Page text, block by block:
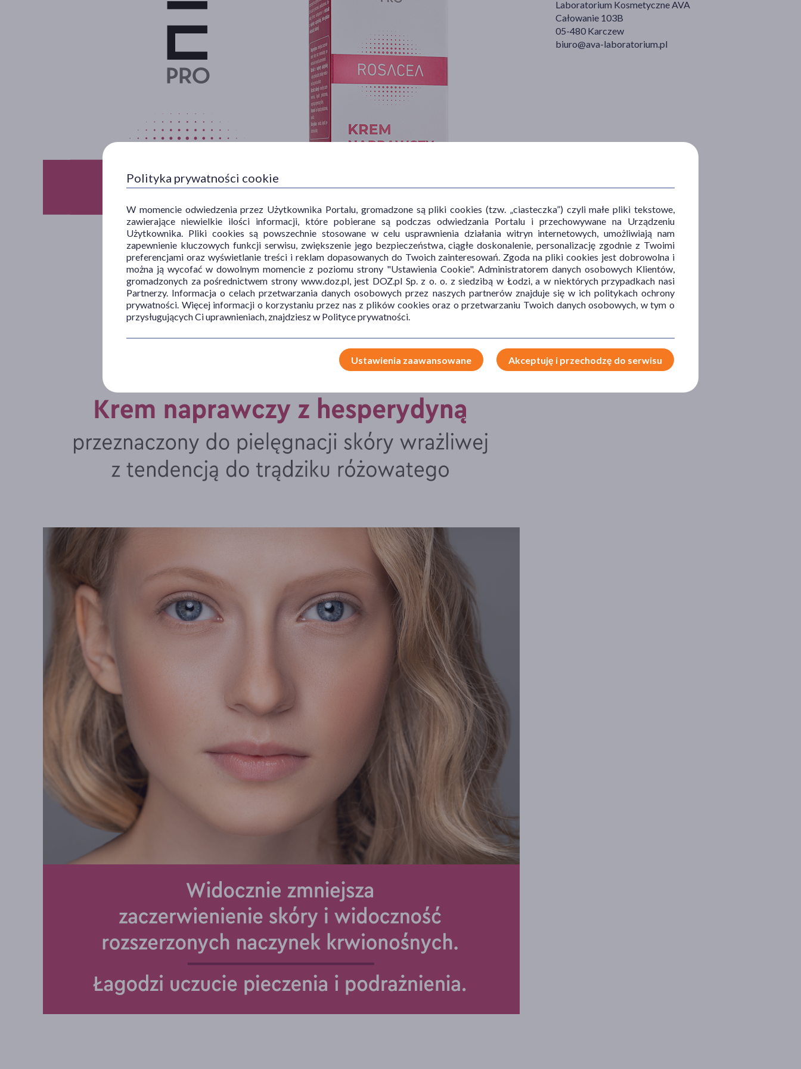
Laboratorium Kosmetyczne AVA
Całowanie 103B
05-480 Karczew
biuro@ava-laboratorium.pl
Polityka prywatności cookie
W momencie odwiedzenia przez Użytkownika Portalu, gromadzone są pliki cookies (tzw. „ciasteczka”) czyli małe pliki tekstowe,
zawierające niewielkie ilości informacji, które pobierane są podczas odwiedzania Portalu i przechowywane na Urządzeniu
Użytkownika. Pliki cookies są powszechnie stosowane w celu usprawnienia działania witryn internetowych, umożliwiają nam
zapewnienie kluczowych funkcji serwisu, zwiększenie jego bezpieczeństwa, ciągłe doskonalenie, personalizację zgodnie z Twoimi
preferencjami oraz wyświetlanie treści i reklam dopasowanych do Twoich zainteresowań. Zgoda na pliki cookies jest dobrowolna i
można ją wycofać w dowolnym momencie z poziomu strony "Ustawienia Cookie". Administratorem danych osobowych Klientów,
gromadzonych za pośrednictwem strony www.doz.pl, jest DOZ.pl Sp. z o. o. z siedzibą w Łodzi, a w niektórych przypadkach nasi
Partnerzy. Informacja o celach przetwarzania danych osobowych przez naszych partnerów znajduje się w ich politykach ochrony
prywatności. Więcej informacji o korzystaniu przez nas z plików cookies oraz o przetwarzaniu Twoich danych osobowych, w tym o
przysługujących Ci uprawnieniach, znajdziesz w Polityce prywatności.
Ustawienia zaawansowane Akceptuję i przechodzę do serwisu